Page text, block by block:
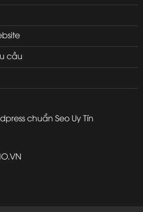
cầu
chuẩn Seo Uy Tín